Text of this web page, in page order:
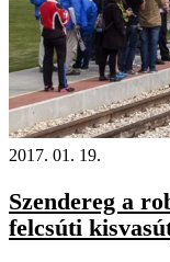
2017. 01. 19.
Szendereg a
felcsúti